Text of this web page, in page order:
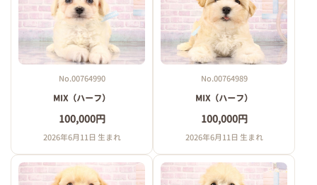
No.00764990
MIX（ハーフ）
100,000円
2026年6月11日 生まれ
No.00764989
MIX（ハーフ）
100,000円
2026年6月11日 生まれ